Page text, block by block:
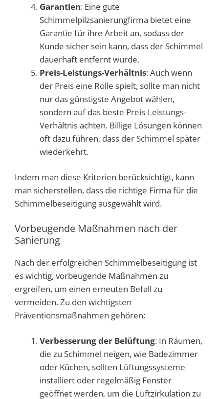
Garantien: Eine gute
Schimmelpilzsanierungfirma bietet eine
Garantie für ihre Arbeit an, sodass der
Kunde sicher sein kann, dass der Schimmel
dauerhaft entfernt wurde.
Preis-Leistungs-Verhältnis: Auch wenn
der Preis eine Rolle spielt, sollte man nicht
nur das günstigste Angebot wählen,
sondern auf das beste Preis-Leistungs-
Verhältnis achten. Billige Lösungen können
oft dazu führen, dass der Schimmel später
wiederkehrt.
Indem man diese Kriterien berücksichtigt, kann
man sicherstellen, dass die richtige Firma für die
Schimmelbeseitigung ausgewählt wird.
Vorbeugende Maßnahmen nach der
Sanierung
Nach der erfolgreichen Schimmelbeseitigung ist
es wichtig, vorbeugende Maßnahmen zu
ergreifen, um einen erneuten Befall zu
vermeiden. Zu den wichtigsten
Präventionsmaßnahmen gehören:
Verbesserung der Belüftung: In Räumen,
die zu Schimmel neigen, wie Badezimmer
oder Küchen, sollten Lüftungssysteme
installiert oder regelmäßig Fenster
geöffnet werden, um die Luftzirkulation zu